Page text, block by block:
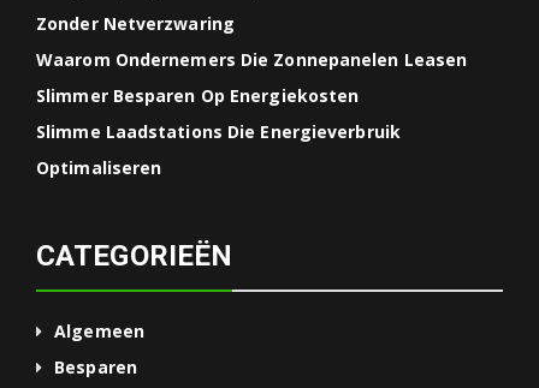
Zonder Netverzwaring
Waarom Ondernemers Die Zonnepanelen Leasen
Slimmer Besparen Op Energiekosten
Slimme Laadstations Die Energieverbruik
Optimaliseren
CATEGORIEËN
Algemeen
Besparen